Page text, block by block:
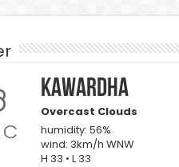
C
Kawardha
Overcast Clouds
humidity: 56%
wind: 3km/h WNW
H 33 • L 33